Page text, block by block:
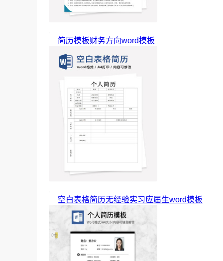
简历模板财务方向word模板
空白表格简历无经验实习应届生word模板